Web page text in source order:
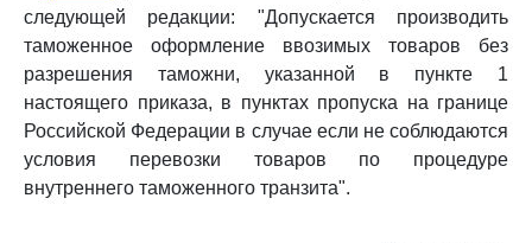
следующей редакции: "Допускается производить
таможенное оформление ввозимых товаров без
разрешения таможни, указанной в пункте 1
настоящего приказа, в пунктах пропуска на границе
Российской Федерации в случае если не соблюдаются
условия перевозки товаров по процедуре
внутреннего таможенного транзита".